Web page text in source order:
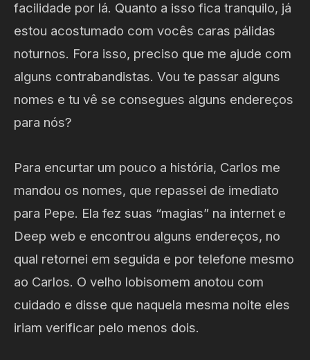
facilidade por lá. Quanto a isso fica tranquilo, já
estou acostumado com vocês caras pálidas
noturnos. Fora isso, preciso que me ajude com
alguns contrabandistas. Vou te passar alguns
nomes e tu vê se consegues alguns endereços
para nós?
Para encurtar um pouco a história, Carlos me
mandou os nomes, que repassei de imediato
para Pepe. Ela fez suas “magias” na internet e
Deep web e encontrou alguns endereços, no
qual retornei em seguida e por telefone mesmo
ao Carlos. O velho lobisomem anotou com
cuidado e disse que naquela mesma noite eles
iriam verificar pelo menos dois.